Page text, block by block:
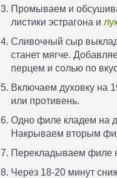
Промываем и
листики эстрагона и
Сливочный сыр
станет мягче.
перцем и солью по
Включаем духовку на
или противень.
Одно филе кладем на
Накрываем вторым
Перекладываем филе
Через 18-20 минут